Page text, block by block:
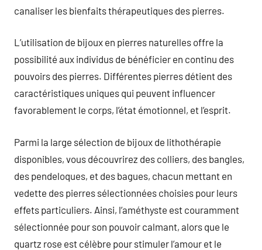
canaliser les bienfaits thérapeutiques des pierres.
L’utilisation de bijoux en pierres naturelles offre la
possibilité aux individus de bénéficier en continu des
pouvoirs des pierres. Différentes pierres détient des
caractéristiques uniques qui peuvent influencer
favorablement le corps, l’état émotionnel, et l’esprit.
Parmi la large sélection de bijoux de lithothérapie
disponibles, vous découvrirez des colliers, des bangles,
des pendeloques, et des bagues, chacun mettant en
vedette des pierres sélectionnées choisies pour leurs
effets particuliers. Ainsi, l’améthyste est couramment
sélectionnée pour son pouvoir calmant, alors que le
quartz rose est célèbre pour stimuler l’amour et le